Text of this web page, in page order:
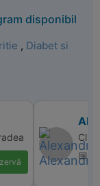
disponibil
, Diabet si
📅